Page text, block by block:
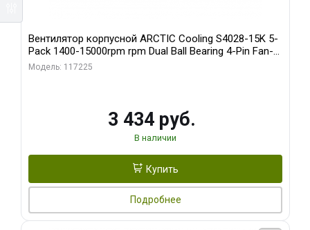
Вентилятор корпусной ARCTIC Cooling S4028-15K 5-
Pack 1400-15000rpm rpm Dual Ball Bearing 4-Pin Fan-
Connector (ACFAN00274A)
Модель: 117225
3 434 руб.
В наличии
Купить
Подробнее